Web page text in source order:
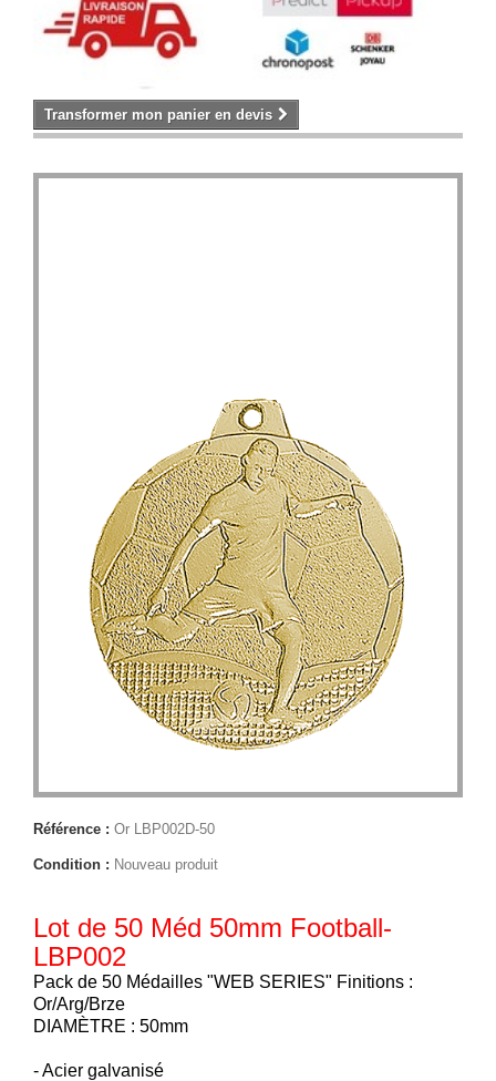
Transformer mon panier en devis
Référence : Or LBP002D-50
Condition : Nouveau produit
Lot de 50 Méd 50mm Football-
LBP002
Pack de 50 Médailles "WEB SERIES" Finitions :
Or/Arg/Brze
DIAMÈTRE : 50mm
- Acier galvanisé